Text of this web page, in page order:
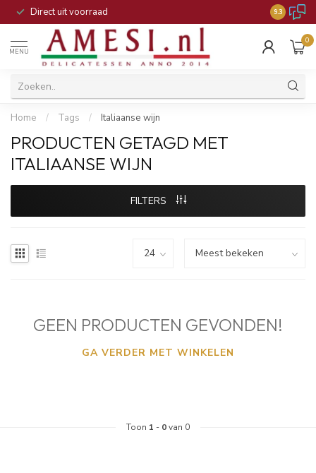
Direct uit voorraad 9.3
MENU
0
Home / Tags / Italiaanse wijn
PRODUCTEN GETAGD MET
ITALIAANSE WIJN
FILTERS
GEEN PRODUCTEN GEVONDEN!
GA VERDER MET WINKELEN
Toon 1 - 0van 0